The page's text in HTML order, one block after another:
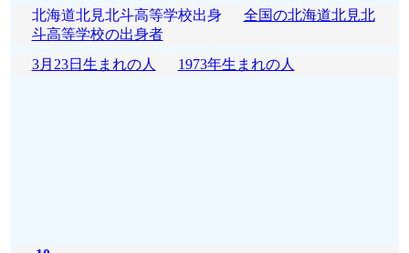
北海道北見北斗高等学校出身 全国の北海道北見北
斗高等学校の出身者
3月23日生まれの人
1973年生まれの人